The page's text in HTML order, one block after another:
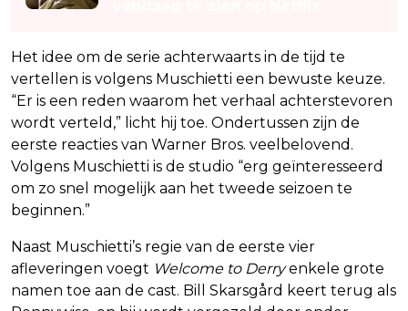
Het idee om de serie achterwaarts in de tijd te
vertellen is volgens Muschietti een bewuste keuze.
“Er is een reden waarom het verhaal achterstevoren
wordt verteld,” licht hij toe. Ondertussen zijn de
eerste reacties van Warner Bros. veelbelovend.
Volgens Muschietti is de studio “erg geïnteresseerd
om zo snel mogelijk aan het tweede seizoen te
beginnen.”
Naast Muschietti’s regie van de eerste vier
afleveringen voegt Welcome to Derryenkele grote
namen toe aan de cast. Bill Skarsgård keert terug als